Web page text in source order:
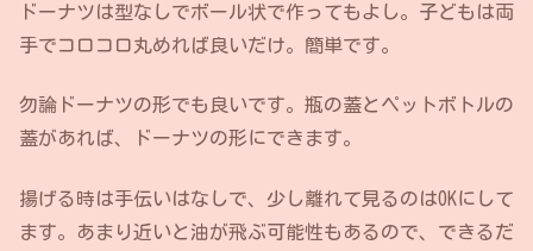
ドーナツは型なしでボール状で作ってもよし。子どもは両
手でコロコロ丸めれば良いだけ。簡単です。
勿論ドーナツの形でも良いです。瓶の蓋とペットボトルの
蓋があれば、ドーナツの形にできます。
揚げる時は手伝いはなしで、少し離れて見るのはOKにして
ます。あまり近いと油が飛ぶ可能性もあるので、できるだ